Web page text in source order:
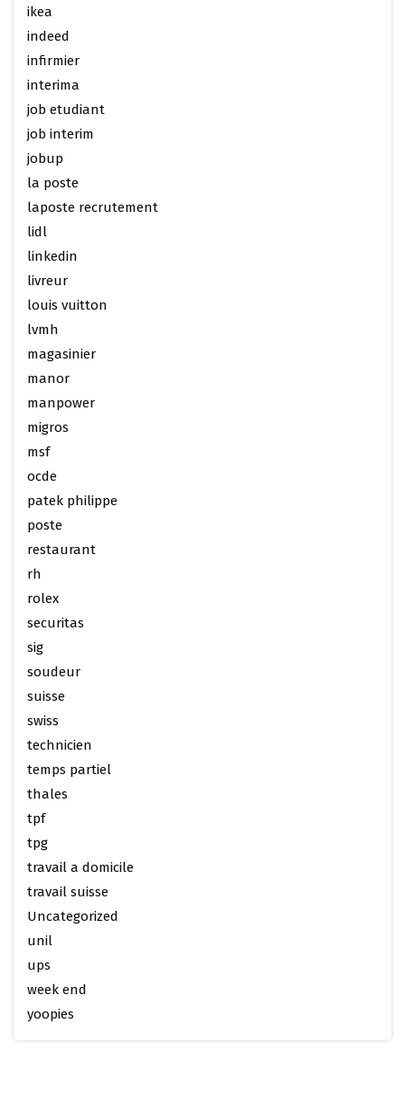
ikea
indeed
infirmier
interima
job etudiant
job interim
jobup
la poste
laposte recrutement
lidl
linkedin
livreur
louis vuitton
lvmh
magasinier
manor
manpower
migros
msf
ocde
patek philippe
poste
restaurant
rh
rolex
securitas
sig
soudeur
suisse
swiss
technicien
temps partiel
thales
tpf
tpg
travail a domicile
travail suisse
Uncategorized
unil
ups
week end
yoopies